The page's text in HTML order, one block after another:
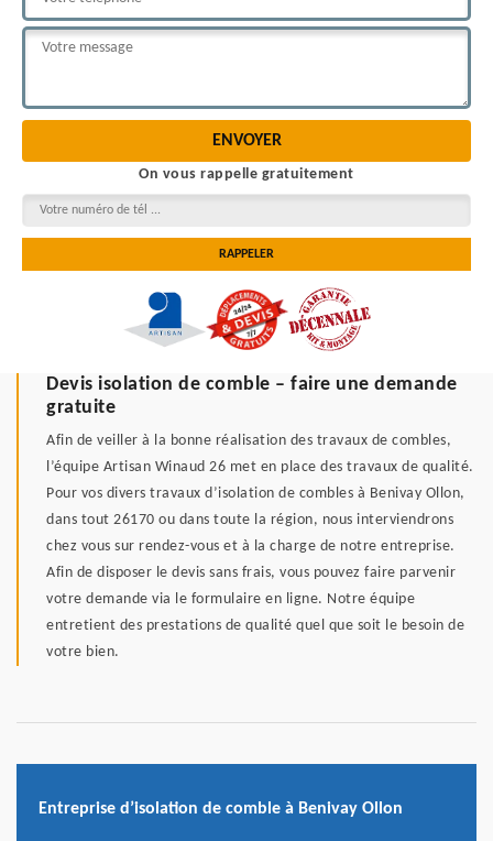
On vous rappelle gratuitement
Devis isolation de comble – faire une demande
gratuite
Afin de veiller à la bonne réalisation des travaux de combles,
l’équipe Artisan Winaud 26 met en place des travaux de qualité.
Pour vos divers travaux d’isolation de combles à Benivay Ollon,
dans tout 26170 ou dans toute la région, nous interviendrons
chez vous sur rendez-vous et à la charge de notre entreprise.
Afin de disposer le devis sans frais, vous pouvez faire parvenir
votre demande via le formulaire en ligne. Notre équipe
entretient des prestations de qualité quel que soit le besoin de
votre bien.
Entreprise d’isolation de comble à Benivay Ollon